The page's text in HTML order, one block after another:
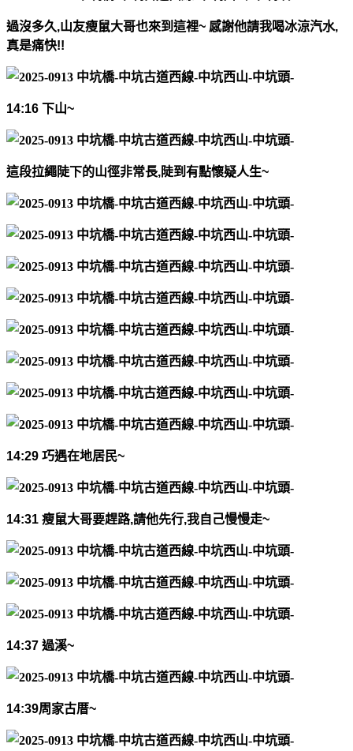
過沒多久,山友瘦鼠大哥也來到這裡~ 感謝他請我喝冰涼汽水,
真是痛快!!
14:16 下山~
這段拉繩陡下的山徑非常長,陡到有點懷疑人生~
14:29 巧遇在地居民~
14:31 瘦鼠大哥要趕路,請他先行,我自己慢慢走~
14:37 過溪~
14:39周家古厝~